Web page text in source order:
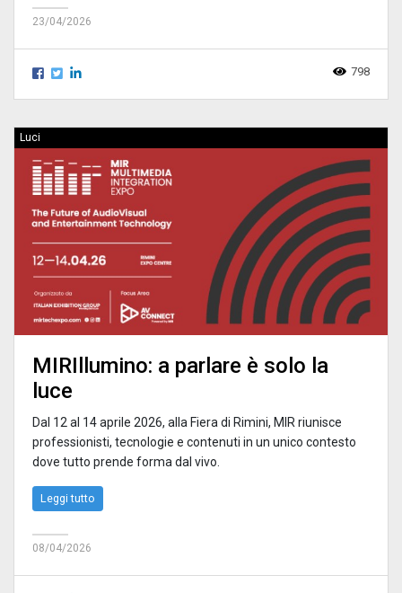
23/04/2026
798
Luci
MIRIllumino: a parlare è solo la
luce
Dal 12 al 14 aprile 2026, alla Fiera di Rimini, MIR riunisce
professionisti, tecnologie e contenuti in un unico contesto
dove tutto prende forma dal vivo.
Leggi tutto
08/04/2026